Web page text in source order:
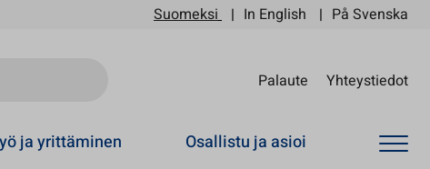
Suomeksi In English På Svenska
Palaute Yhteystiedot
ja yrittäminen Osallistu ja asioi